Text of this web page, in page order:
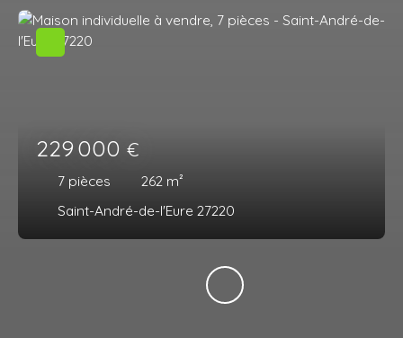
229 000 €
7 pièces 262 m²
Saint-André-de-l'Eure 27220